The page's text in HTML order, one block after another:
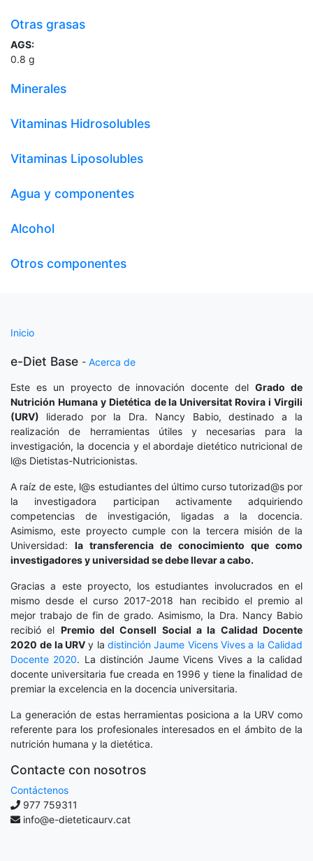
Otras grasas
AGS:
0.8 g
Minerales
Vitaminas Hidrosolubles
Vitaminas Liposolubles
Agua y componentes
Alcohol
Otros componentes
Inicio
e-Diet Base - Acerca de
Este es un proyecto de innovación docente delGrado de
Nutrición Humana y Dietética de la Universitat Rovira i Virgili
(URV) liderado por la Dra. Nancy Babio, destinado a la
realización de herramientas útiles y necesarias para la
investigación, la docencia y el abordaje dietético nutricional de
l@s Dietistas-Nutricionistas.
A raíz de este, l@s estudiantes del último curso tutorizad@s por
la investigadora participan activamente adquiriendo
competencias de investigación, ligadas a la docencia.
Asimismo, este proyecto cumple con la tercera misión de la
Universidad: la transferencia de conocimiento que como
investigadores y universidad se debe llevar a cabo.
Gracias a este proyecto, los estudiantes involucrados en el
mismo desde el curso 2017-2018 han recibido el premio al
mejor trabajo de fin de grado. Asimismo, la Dra. Nancy Babio
recibió el Premio del Consell Social a la Calidad Docente
2020 de la URV y ladistinción Jaume Vicens Vives a la Calidad
Docente 2020. La distinción Jaume Vicens Vives a la calidad
docente universitaria fue creada en 1996 y tiene la finalidad de
premiar la excelencia en la docencia universitaria.
La generación de estas herramientas posiciona a la URV como
referente para los profesionales interesados en el ámbito de la
nutrición humana y la dietética.
Contacte con nosotros
Contáctenos
977 759311
info@e-dieteticaurv.cat